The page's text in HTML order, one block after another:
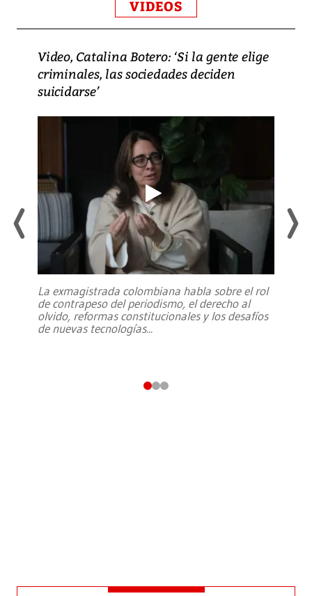
VIDEOS
Video, Catalina Botero: ‘Si la gente elige
criminales, las sociedades deciden
suicidarse’
La exmagistrada colombiana habla sobre el rol
de contrapeso del periodismo, el derecho al
olvido, reformas constitucionales y los desafíos
de nuevas tecnologías...